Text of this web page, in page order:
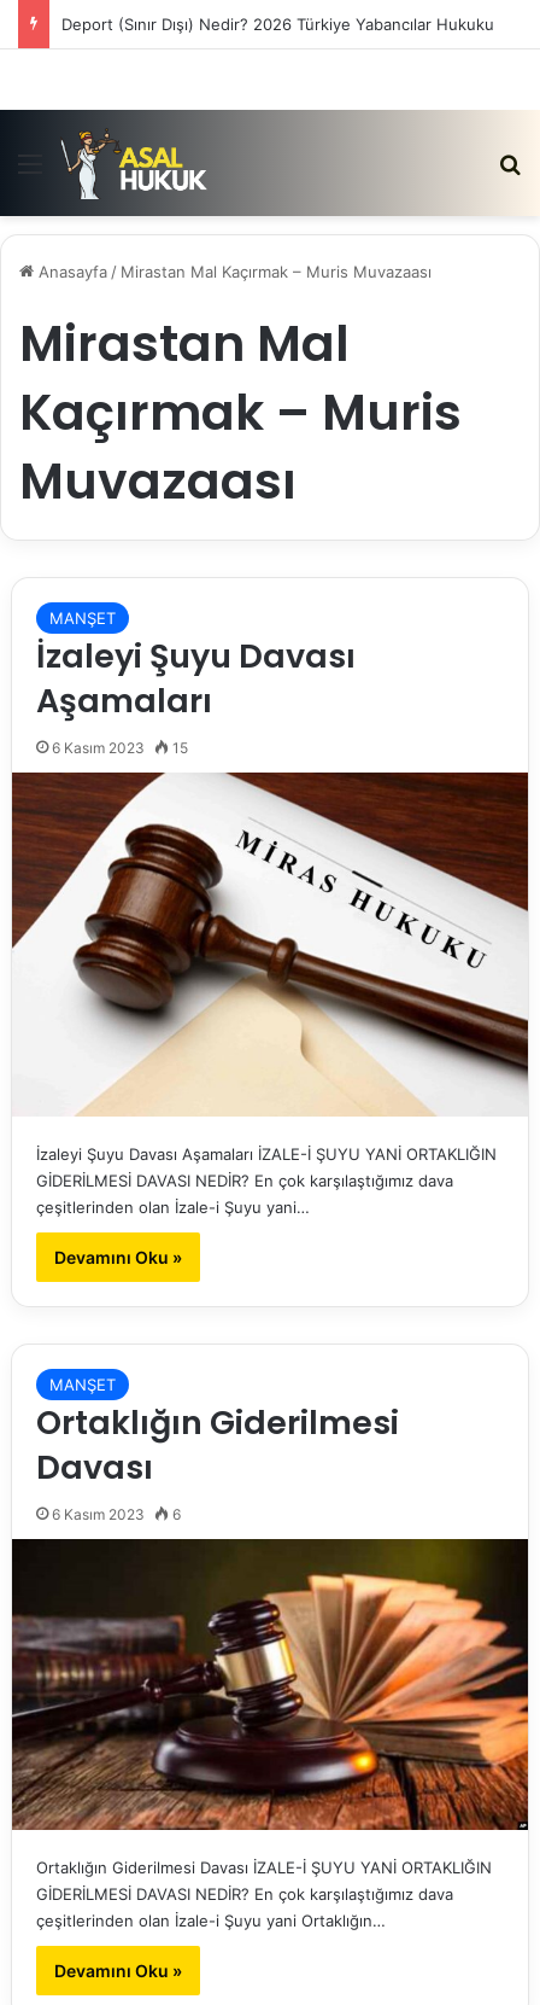
Satış Vaadi Sözleşmesi İptali Nedir?
Menü
Anasayfa / Mirastan Mal Kaçırmak – Muris Muvazaası
Mirastan Mal
Kaçırmak – Muris
Muvazaası
MANŞET
İzaleyi Şuyu Davası
Aşamaları
6 Kasım 2023 15
İzaleyi Şuyu Davası Aşamaları İZALE-İ ŞUYU YANİ ORTAKLIĞIN
GİDERİLMESİ DAVASI NEDİR? En çok karşılaştığımız dava
çeşitlerinden olan İzale-i Şuyu yani…
Devamını Oku »
MANŞET
Ortaklığın Giderilmesi
Davası
6 Kasım 2023 6
Ortaklığın Giderilmesi Davası İZALE-İ ŞUYU YANİ ORTAKLIĞIN
GİDERİLMESİ DAVASI NEDİR? En çok karşılaştığımız dava
çeşitlerinden olan İzale-i Şuyu yani Ortaklığın…
Devamını Oku »